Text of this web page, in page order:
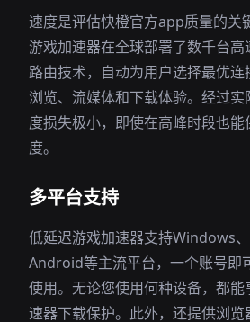
速度是评估快橙官方app质量的关
游戏加速器在全球部署了数千台
路由技术，自动为用户选择最优
浏览、流媒体和下载体验。经过
度损失极小，即使在高峰时段也
度。
多平台支持
低延迟游戏加速器支持Windows、
Android等主流平台，一个账号即
使用。无论您使用何种设备，都
速器下载保护。此外，还提供浏